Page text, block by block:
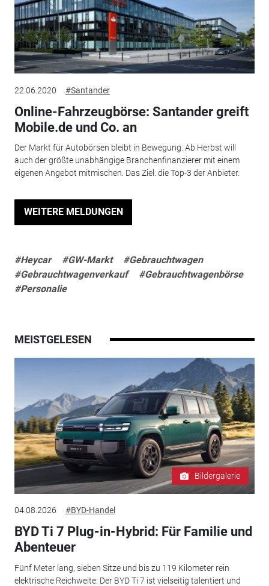
22.06.2020 #Santander
Online-Fahrzeugbörse: Santander greift
Mobile.de und Co. an
Der Markt für Autobörsen bleibt in Bewegung. Ab Herbst will
auch der größte unabhängige Branchenfinanzierer mit einem
eigenen Angebot mitmischen. Das Ziel: die Top-3 der Anbieter.
WEITERE MELDUNGEN
#Heycar #GW-Markt
#Gebrauchtwagen
#Gebrauchtwagenverkauf
#Gebrauchtwagenbörse
#Personalie
MEISTGELESEN
Bildergalerie
04.08.2026 #BYD-Handel
BYD Ti 7 Plug-in-Hybrid: Für Familie und
Abenteuer
Fünf Meter lang, sieben Sitze und bis zu 119 Kilometer rein
elektrische Reichweite: Der BYD Ti 7 ist vielseitig talentiert und